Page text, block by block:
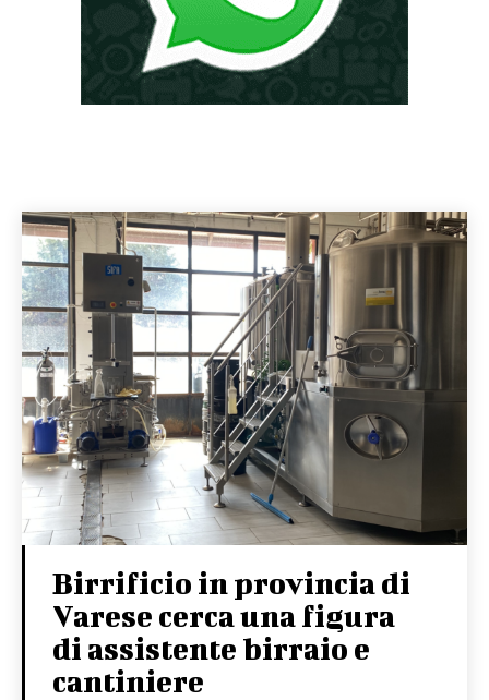
Birrificio in provincia di
Varese cerca una figura
di assistente birraio e
cantiniere